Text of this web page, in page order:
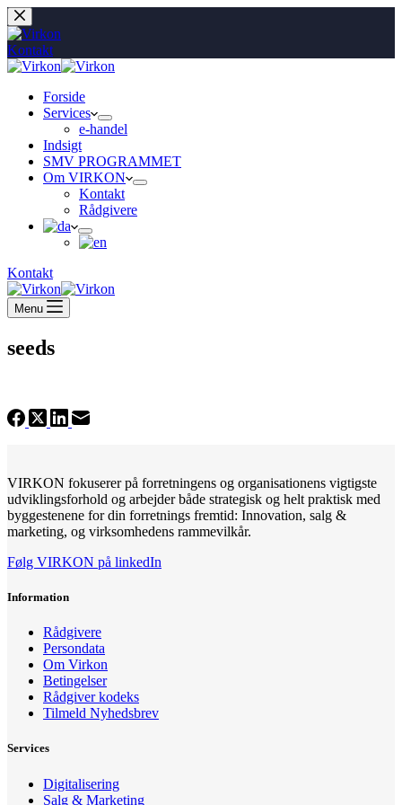
Fortsæt
til
indhold
Kontakt
Forside
Services
e-handel
Indsigt
SMV PROGRAMMET
Om VIRKON
Kontakt
Rådgivere
Kontakt
Menu
seeds
VIRKON fokuserer på forretningens og organisationens vigtigste
udviklingsforhold og arbejder både strategisk og helt praktisk med
byggestenene for din forretnings fremtid: Innovation, salg &
marketing, og virksomhedens rammevilkår.
Følg VIRKON på linkedIn
Information
Rådgivere
Persondata
Om Virkon
Betingelser
Rådgiver kodeks
Tilmeld Nyhedsbrev
Services
Digitalisering
Salg & Marketing